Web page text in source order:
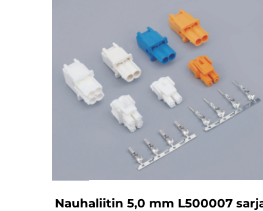
Nauhaliitin 5,0 mm L500007